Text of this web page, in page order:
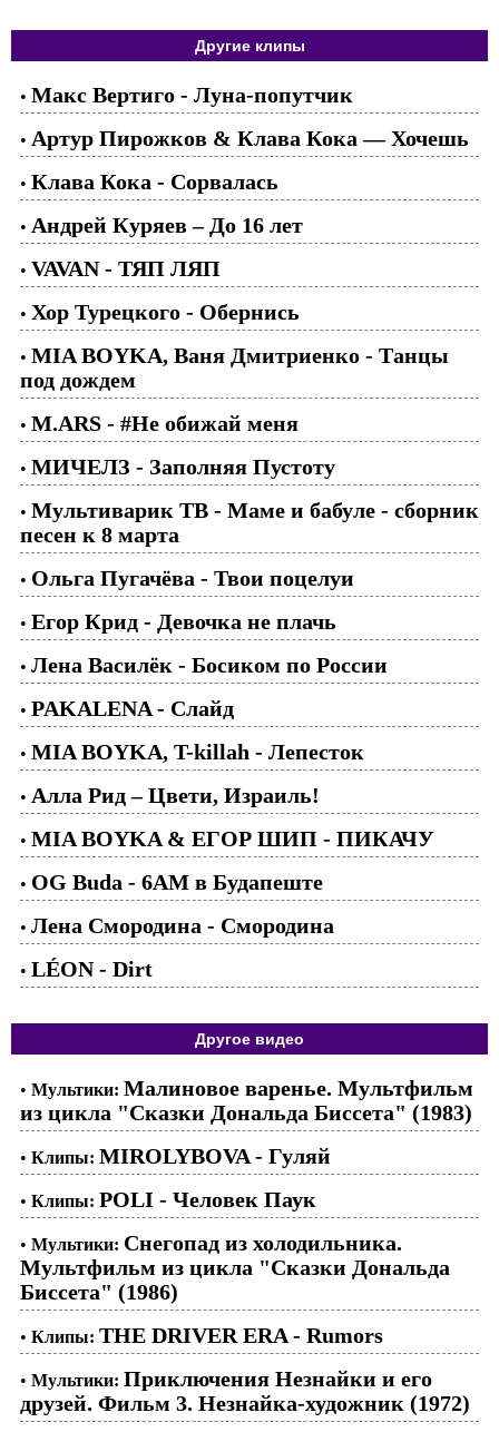
Другие клипы
• Макс Вертиго - Луна-попутчик
• Артур Пирожков & Клава Кока — Хочешь
• Клава Кока - Сорвалась
• Андрей Куряев – До 16 лет
• VAVAN - ТЯП ЛЯП
• Хор Турецкого - Обернись
• MIA BOYKA, Ваня Дмитриенко - Танцы
под дождем
• M.ARS - #Не обижай меня
• МИЧЕЛЗ - Заполняя Пустоту
• Мультиварик ТВ - Маме и бабуле - сборник
песен к 8 марта
• Ольга Пугачёва - Твои поцелуи
• Егор Крид - Девочка не плачь
• Лена Василёк - Босиком по России
• PAKALENA - Слайд
• MIA BOYKA, T-killah - Лепесток
• Алла Рид – Цвети, Израиль!
• MIA BOYKA & ЕГОР ШИП - ПИКАЧУ
• OG Buda - 6AM в Будапеште
• Лена Смородина - Смородина
• LÉON - Dirt
Другое видео
• Мультики: Малиновое варенье. Мультфильм
из цикла "Сказки Дональда Биссета" (1983)
• Клипы: MIROLYBOVA - Гуляй
• Клипы: POLI - Человек Паук
• Мультики: Снегопад из холодильника.
Мультфильм из цикла "Сказки Дональда
Биссета" (1986)
• Клипы: THE DRIVER ERA - Rumors
• Мультики: Приключения Незнайки и его
друзей. Фильм 3. Незнайка-художник (1972)